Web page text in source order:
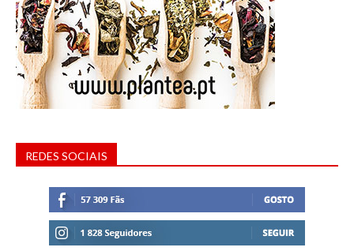
REDES SOCIAIS